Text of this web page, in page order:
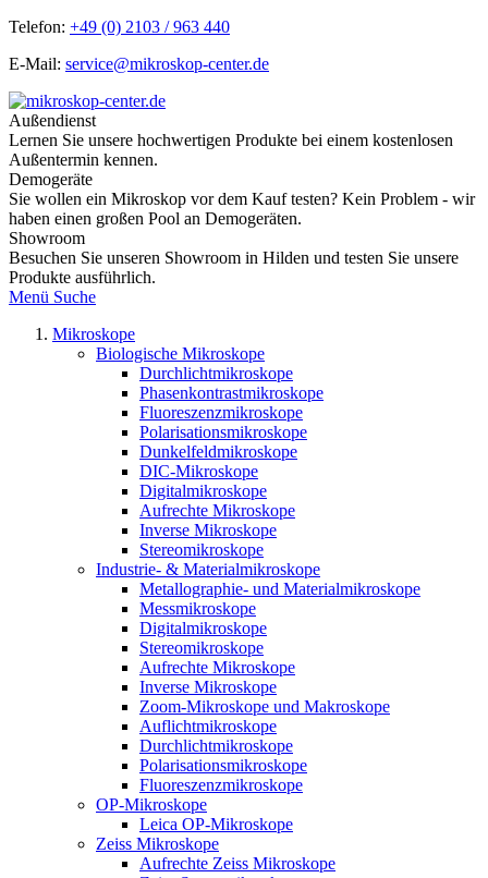
Telefon: +49 (0) 2103 / 963 440
E-Mail: service@mikroskop-center.de
Außendienst
Lernen Sie unsere hochwertigen Produkte bei einem kostenlosen
Außentermin kennen.
Demogeräte
Sie wollen ein Mikroskop vor dem Kauf testen? Kein Problem - wir
haben einen großen Pool an Demogeräten.
Showroom
Besuchen Sie unseren Showroom in Hilden und testen Sie unsere
Produkte ausführlich.
Menü Suche
Mikroskope
Biologische Mikroskope
Durchlichtmikroskope
Phasenkontrastmikroskope
Fluoreszenzmikroskope
Polarisationsmikroskope
Dunkelfeldmikroskope
DIC-Mikroskope
Digitalmikroskope
Aufrechte Mikroskope
Inverse Mikroskope
Stereomikroskope
Industrie- & Materialmikroskope
Metallographie- und Materialmikroskope
Messmikroskope
Digitalmikroskope
Stereomikroskope
Aufrechte Mikroskope
Inverse Mikroskope
Zoom-Mikroskope und Makroskope
Auflichtmikroskope
Durchlichtmikroskope
Polarisationsmikroskope
Fluoreszenzmikroskope
OP-Mikroskope
Leica OP-Mikroskope
Zeiss Mikroskope
Aufrechte Zeiss Mikroskope